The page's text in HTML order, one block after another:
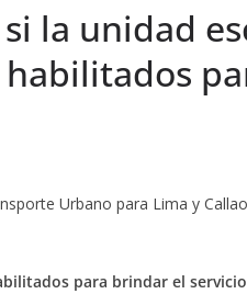
la unidad
Urbano para Lima y
para brindar el